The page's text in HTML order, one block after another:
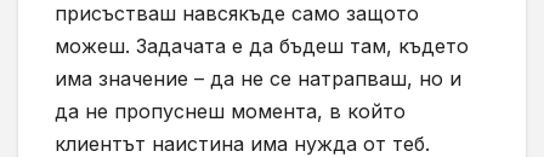
присъстваш навсякъде само защото
можеш. Задачата е да бъдеш там, където
има значение – да не се натрапваш, но и
да не пропуснеш момента, в който
клиентът наистина има нужда от теб.